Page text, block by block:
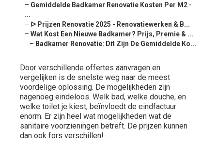
– Gemiddelde Badkamer Renovatie Kosten Per M2 -
...
– ᐅ Prijzen Renovatie 2025 - Renovatiewerken & B...
– Wat Kost Een Nieuwe Badkamer? Prijs, Premie & ...
– Badkamer Renovatie: Dit Zijn De Gemiddelde Ko...
Door verschillende offertes aanvragen en
vergelijken is de snelste weg naar de meest
voordelige oplossing. De mogelijkheden zijn
nagenoeg eindeloos. Welk bad, welke douche, en
welke toilet je kiest, beïnvloedt de eindfactuur
enorm. Er zijn heel wat mogelijkheden wat de
sanitaire voorzieningen betreft. De prijzen kunnen
dan ook fors verschillen! .